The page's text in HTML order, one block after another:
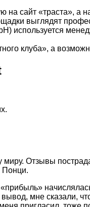
на сайт «траста», а
выглядят
используется
клуба», а
Отзывы
Понци.
мне сказали,